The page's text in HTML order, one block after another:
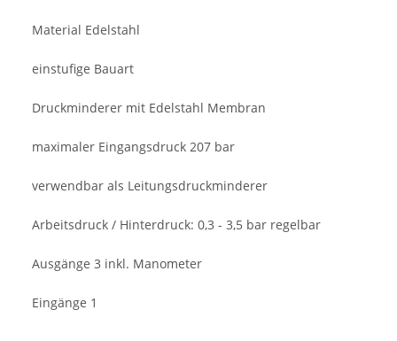
Material Edelstahl
einstufige Bauart
Druckminderer mit Edelstahl Membran
maximaler Eingangsdruck 207 bar
verwendbar als Leitungsdruckminderer
Arbeitsdruck / Hinterdruck: 0,3 - 3,5 bar regelbar
Ausgänge 3 inkl. Manometer
Eingänge 1